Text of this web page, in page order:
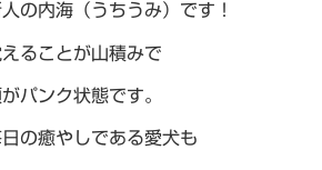
の内海（うちうみ）です！
えることが山積みで
パンク状態です。
の癒やしである愛犬も